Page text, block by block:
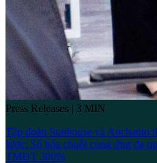
Press Releases | 3 MIN
Tập đoàn Sunhouse và Anchanto
lược: Số hóa chuỗi cung ứng đa
TMĐT 300%